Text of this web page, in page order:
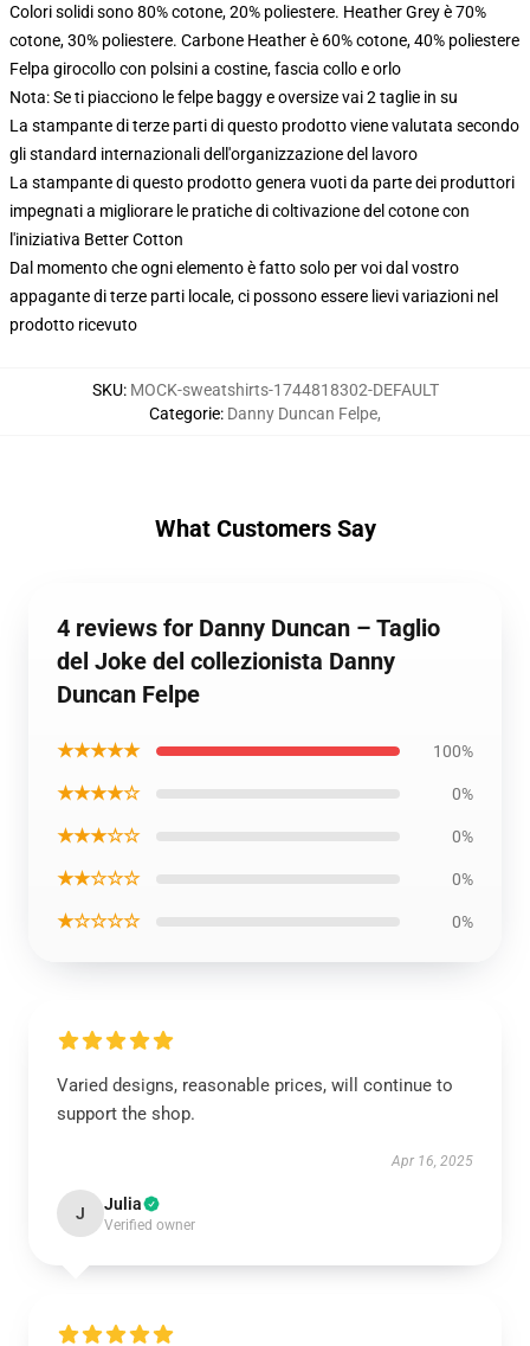
Colori solidi sono 80% cotone, 20% poliestere. Heather Grey è 70%
cotone, 30% poliestere. Carbone Heather è 60% cotone, 40% poliestere
Felpa girocollo con polsini a costine, fascia collo e orlo
Nota: Se ti piacciono le felpe baggy e oversize vai 2 taglie in su
La stampante di terze parti di questo prodotto viene valutata secondo
gli standard internazionali dell'organizzazione del lavoro
La stampante di questo prodotto genera vuoti da parte dei produttori
impegnati a migliorare le pratiche di coltivazione del cotone con
l'iniziativa Better Cotton
Dal momento che ogni elemento è fatto solo per voi dal vostro
appagante di terze parti locale, ci possono essere lievi variazioni nel
prodotto ricevuto
SKU: MOCK-sweatshirts-1744818302-DEFAULT
Categorie: Danny Duncan Felpe,
What Customers Say
4 reviews for Danny Duncan – Taglio
del Joke del collezionista Danny
Duncan Felpe
★★★★★ 100%
★★★★☆ 0%
★★★☆☆ 0%
★★☆☆☆ 0%
★☆☆☆☆ 0%
Varied designs, reasonable prices, will continue to
support the shop.
Apr 16, 2025
J Julia
Verified owner